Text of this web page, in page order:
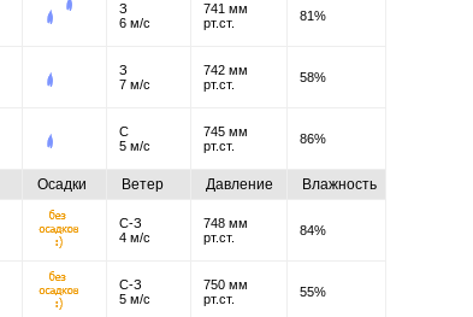
З
6 м/с
741 мм
рт.ст.
81%
З
7 м/с
742 мм
рт.ст.
58%
С
5 м/с
745 мм
рт.ст.
86%
Осадки Ветер Давление Влажность
С-З
4 м/с
748 мм
рт.ст.
84%
С-З
5 м/с
750 мм
рт.ст.
55%